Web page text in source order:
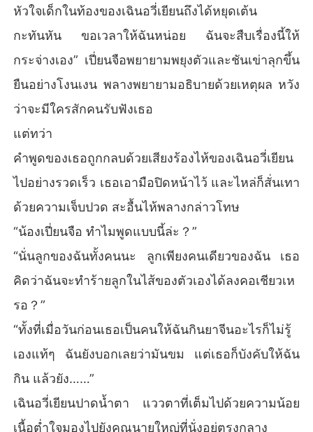
หัวใจเด็กในท้องของเฉินอวี่เยียนถึงได้หยุดเต้น
กะทันหัน ขอเวลาให้ฉันหน่อย ฉันจะสืบเรื่องนี้ให้
กระจ่างเอง” เปี่ยนจือพยายามพยุงตัวและชันเข่าลุกขึ้น
ยืนอย่างโงนเงน พลางพยายามอธิบายด้วยเหตุผล หวัง
ว่าจะมีใครสักคนรับฟังเธอ
แต่ทว่า
คำพูดของเธอถูกกลบด้วยเสียงร้องไห้ของเฉินอวี่เยียน
ไปอย่างรวดเร็ว เธอเอามือปิดหน้าไว้ และไหล่ก็สั่นเทา
ด้วยความเจ็บปวด สะอื้นไห้พลางกล่าวโทษ
“น้องเปี่ยนจือ ทำไมพูดแบบนี้ล่ะ？”
“นั่นลูกของฉันทั้งคนนะ ลูกเพียงคนเดียวของฉัน เธอ
คิดว่าฉันจะทำร้ายลูกในไส้ของตัวเองได้ลงคอเชียวเห
รอ？”
“ทั้งที่เมื่อวันก่อนเธอเป็นคนให้ฉันกินยาจีนอะไรก็ไม่รู้
เองแท้ๆ ฉันยังบอกเลยว่ามันขม แต่เธอก็บังคับให้ฉัน
กิน แล้วยัง……”
เฉินอวี่เยียนปาดน้ำตา แววตาที่เต็มไปด้วยความน้อย
เนื้อต่ำใจมองไปยังคุณนายใหญ่ที่นั่งอยู่ตรงกลาง